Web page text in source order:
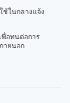
ในกลางแจ้ง
อทนต่อการ
ายนอก